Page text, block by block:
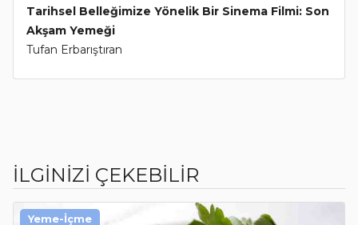
Tarihsel Belleğimize Yönelik Bir Sinema Filmi: Son
Akşam Yemeği
Tufan Erbarıştıran
İLGİNİZİ ÇEKEBİLİR
Yeme-İçme